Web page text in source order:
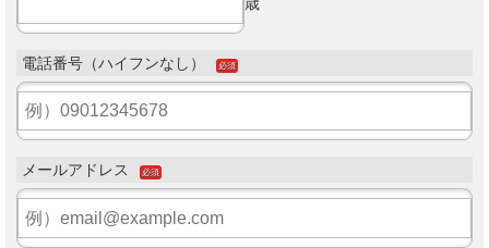
電話番号（ハイフンなし） 必須
メールアドレス 必須